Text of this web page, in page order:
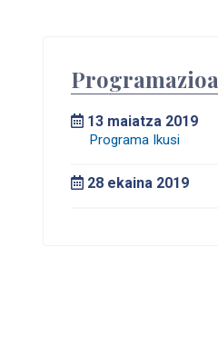
Programazioa
13 maiatza 2019
28 ekaina 2019